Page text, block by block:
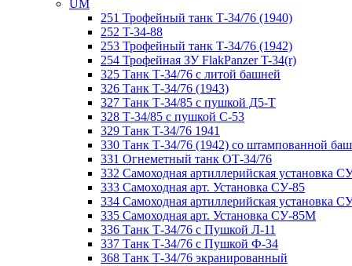
UM
251 Трофейный танк Т-34/76 (1940)
252 T-34-88
253 Трофейный танк Т-34/76 (1942)
254 Трофейная ЗУ FlakPanzer T-34(r)
325 Танк Т-34/76 с литой башней
326 Танк Т-34/76 (1943)
327 Танк Т-34/85 с пушкой Д5-Т
328 Т-34/85 с пушкой С-53
329 Танк T-34/76 1941
330 Танк Т-34/76 (1942) со штампованной
331 Огнеметный танк ОТ-34/76
332 Самоходная артиллерийская установка
333 Самоходная арт. Установка СУ-85
334 Самоходная артиллерийская установка
335 Самоходная арт. Установка СУ-85М
336 Танк Т-34/76 с Пушкой Л-11
337 Танк Т-34/76 с Пушкой Ф-34
368 Танк Т-34/76 экранированный